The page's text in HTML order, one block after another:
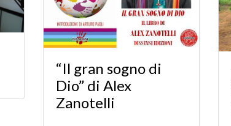
“Il gran sogno di
Dio” di Alex
Zanotelli